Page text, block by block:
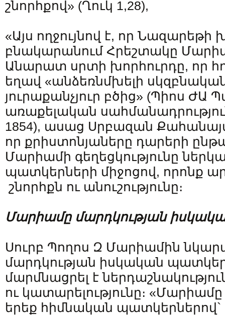
շնորհքով» (Ղուկ 1,28),
«Այս ողջույնով է, որ Նազարեթի
բնակարանում Հրեշտակը
Անարատ սրտի խորհուրդը, որ
եղավ «անձեռնմխելի
յուրաքանչյուր բծից» (Պիոս ԺԱ
առաքելական
1854), ասաց Սրբազան
որ քրիստոնյաները դարերի
Մարիամի գեղեցկությունը
պատկերների միջոցով, որոնք
շնորհքն ու անուշությունը։
Մարիամը մարդկության
Սուրբ Պողոս Զ Մարիամին
մարդկության իսկական
մարմնացրել է
ու կատարելությունը։
երեք հիմնական պատկերներով`